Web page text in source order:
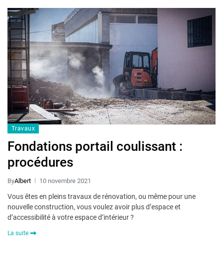
Travaux
Fondations portail coulissant :
procédures
ByAlbert 10 novembre 2021
Vous êtes en pleins travaux de rénovation, ou même pour une
nouvelle construction, vous voulez avoir plus d’espace et
d’accessibilité à votre espace d’intérieur ?
La suite